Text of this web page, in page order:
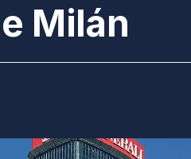
Milán